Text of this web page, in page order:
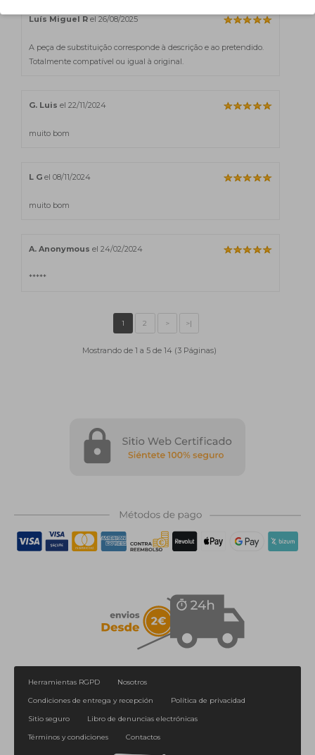
Luís Miguel R el 26/08/2025
A peça de substituição corresponde à descrição e ao pretendido.
Totalmente compatível ou igual à original.
G. Luis el 22/11/2024
muito bom
L G el 08/11/2024
muito bom
A. Anonymous el 24/02/2024
*****
Mostrando de 1 a 5 de 14 (3 Páginas)
Herramientas RGPD
Nosotros
Condiciones de entrega y recepción
Política de privacidad
Sitio seguro
Libro de denuncias electrónicas
Términos y condiciones
Contactos